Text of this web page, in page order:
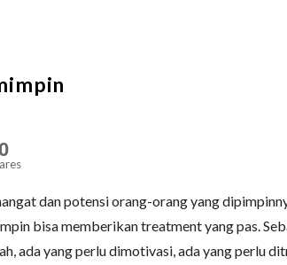
0
dan potensi orang-orang yang
bisa memberikan treatment yang pas.
ada yang perlu dimotivasi, ada yang perlu